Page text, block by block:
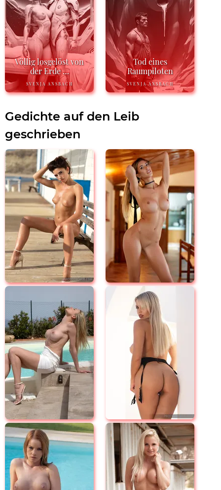
Völlig losgelöst von
der Erde …
SVENJA ANSBACH
Tod eines
Raumpiloten
SVENJA ANSBACH
Gedichte auf den Leib
geschrieben